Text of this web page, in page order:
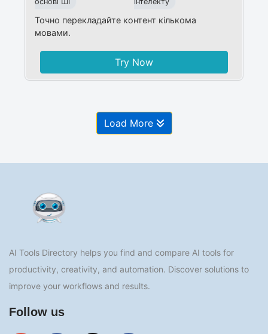
Точно перекладайте контент кількома
мовами.
Try Now
Load More
AI Tools Directory helps you find and compare AI tools for
productivity, creativity, and automation. Discover solutions to
improve your workflows and results.
Follow us